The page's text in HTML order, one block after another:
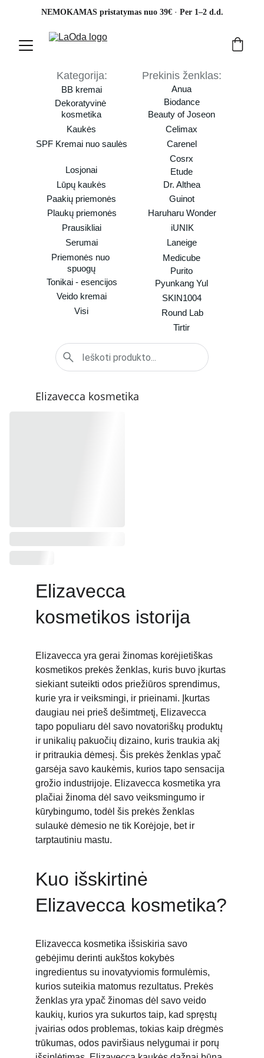
NEMOKAMAS pristatymas nuo 39€ · Per 1–2 d.d.
Kategorija:
Tonikai - esencijos
Serumai
Paakių priemonės
Veido kremai
Prausikliai
SPF Kremai nuo saulės
Losjonai
Lūpų kaukės
Priemonės nuo
spuogų
Prekinis ženklas:
Visi
Anua
Beauty of Joseon
Celimax
Cosrx
Guinot
Biodance
Pyunkang Yul
Purito
Round Lab
Laneige
Haruharu Wonder
SKIN1004
BB kremai
Medicube
Tirtir
Dekoratyvinė
kosmetika
Kaukės
Plaukų priemonės
Carenel
Etude
Dr. Althea
iUNIK
Elizavecca kosmetika
Elizavecca
kosmetikos istorija
Elizavecca yra gerai žinomas korėjietiškas
kosmetikos prekės ženklas, kuris buvo įkurtas
siekiant suteikti odos priežiūros sprendimus,
kurie yra ir veiksmingi, ir prieinami. Įkurtas
daugiau nei prieš dešimtmetį, Elizavecca
tapo populiaru dėl savo novatoriškų produktų
ir unikalių pakuočių dizaino, kuris traukia akį
ir pritraukia dėmesį. Šis prekės ženklas ypač
garsėja savo kaukėmis, kurios tapo sensacija
grožio industrijoje. Elizavecca kosmetika yra
plačiai žinoma dėl savo veiksmingumo ir
kūrybingumo, todėl šis prekės ženklas
sulaukė dėmesio ne tik Korėjoje, bet ir
tarptautiniu mastu.
Kuo išskirtinė
Elizavecca kosmetika?
Elizavecca kosmetika išsiskiria savo
gebėjimu derinti aukštos kokybės
ingredientus su inovatyviomis formulėmis,
kurios suteikia matomus rezultatus. Prekės
ženklas yra ypač žinomas dėl savo veido
kaukių, kurios yra sukurtos taip, kad spręstų
įvairias odos problemas, tokias kaip drėgmės
trūkumas, odos paviršiaus nelygumai ir porų